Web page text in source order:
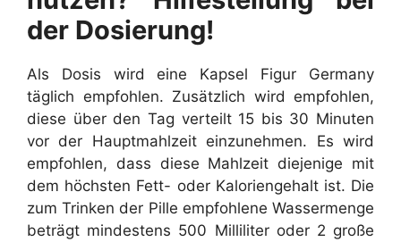
der Dosierung!
Als Dosis wird eine Kapsel Figur Germany
täglich empfohlen. Zusätzlich wird empfohlen,
diese über den Tag verteilt 15 bis 30 Minuten
vor der Hauptmahlzeit einzunehmen. Es wird
empfohlen, dass diese Mahlzeit diejenige mit
dem höchsten Fett- oder Kaloriengehalt ist. Die
zum Trinken der Pille empfohlene Wassermenge
beträgt mindestens 500 Milliliter oder 2 große